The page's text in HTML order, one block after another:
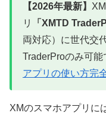
【2026年最新】
リ
「XMTD
両対応）に世代交
TraderProのみ可
アプリの使い方完
XMのスマホアプリに